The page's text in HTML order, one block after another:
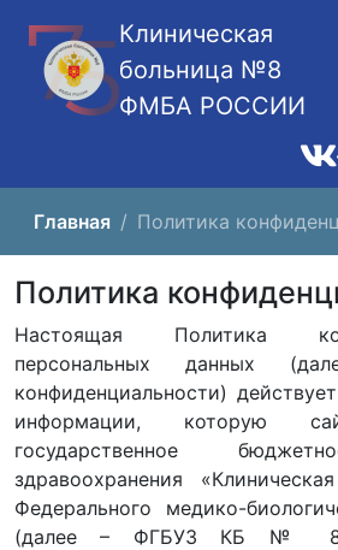
Клиническая
больница №8
ФМБА РОССИИ
Главная Политика
Политика
Настоящая Политика
персональных данных
конфиденциальности)
информации, которую
государственное
здравоохранения
Федерального медико-
(далее – ФГБУЗ КБ № 8